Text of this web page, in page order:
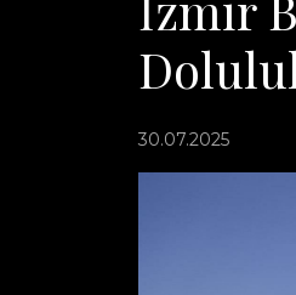
30.07.2025